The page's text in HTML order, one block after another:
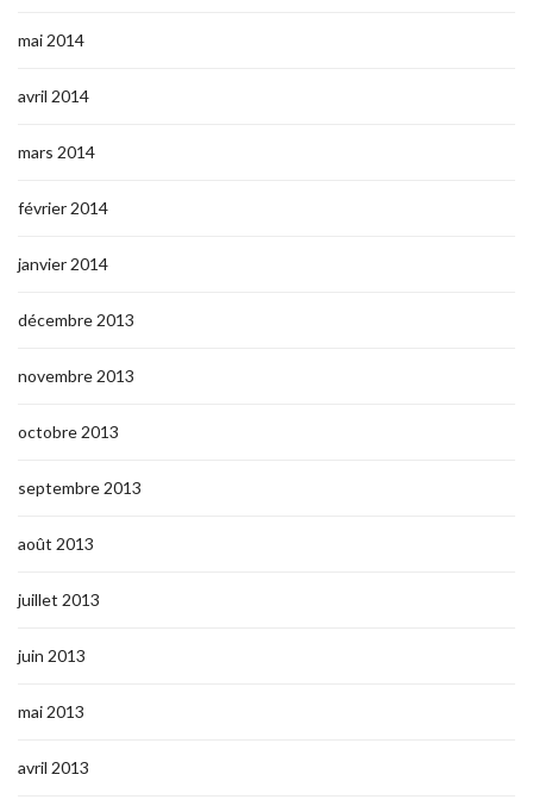
mai 2014
avril 2014
mars 2014
février 2014
janvier 2014
décembre 2013
novembre 2013
octobre 2013
septembre 2013
août 2013
juillet 2013
juin 2013
mai 2013
avril 2013